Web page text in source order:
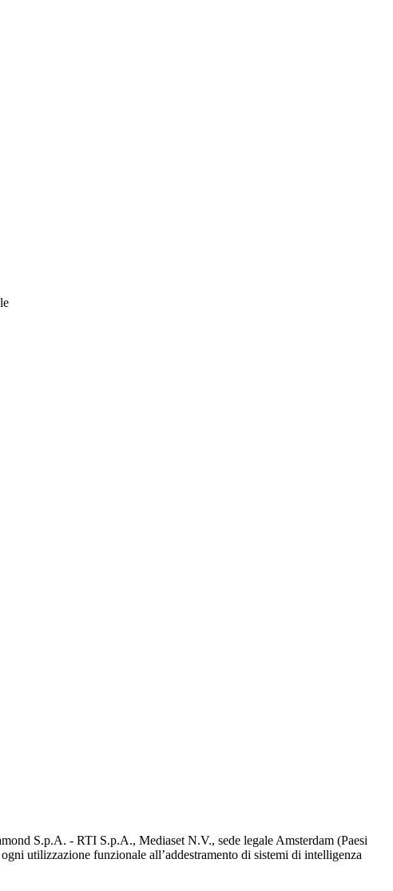
S.p.A. - RTI S.p.A., Mediaset N.V., sede legale Amsterdam (Paesi
utilizzazione funzionale all’addestramento di sistemi di intelligenza